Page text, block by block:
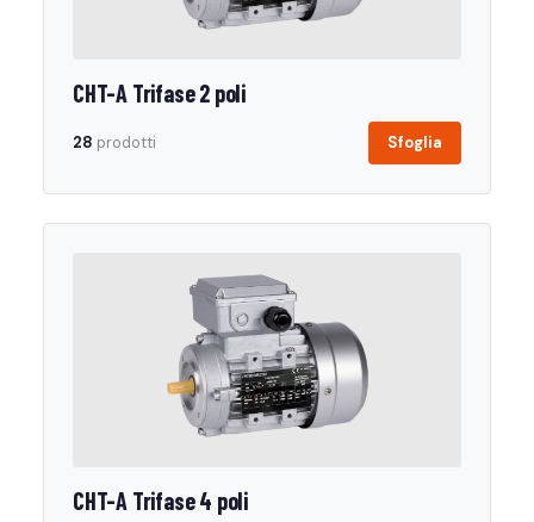
CHT-A Trifase 2 poli
28 prodotti Sfoglia
CHT-A Trifase 4 poli